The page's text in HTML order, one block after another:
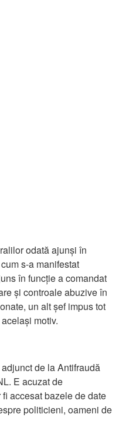
odată ajunși în
s-a manifestat
în funcție a comandat
și controale abuzive în
un alt șef impus tot
motiv.
de la Antifraudă
E acuzat de
accesat bazele de date
politicieni, oameni de